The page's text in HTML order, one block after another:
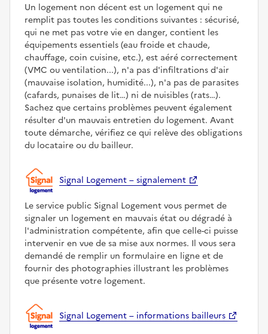
Un logement non décent est un logement qui ne
remplit pas toutes les conditions suivantes : sécurisé,
qui ne met pas votre vie en danger, contient les
équipements essentiels (eau froide et chaude,
chauffage, coin cuisine, etc.), est aéré correctement
(VMC ou ventilation...), n'a pas d'infiltrations d'air
(mauvaise isolation, humidité...), n'a pas de parasites
(cafards, punaises de lit…) ni de nuisibles (rats…).
Sachez que certains problèmes peuvent également
résulter d'un mauvais entretien du logement. Avant
toute démarche, vérifiez ce qui relève des obligations
du locataire ou du bailleur.
Signal Logement – signalement
Le service public Signal Logement vous permet de
signaler un logement en mauvais état ou dégradé à
l'administration compétente, afin que celle-ci puisse
intervenir en vue de sa mise aux normes. Il vous sera
demandé de remplir un formulaire en ligne et de
fournir des photographies illustrant les problèmes
que présente votre logement.
Signal Logement – informations bailleurs